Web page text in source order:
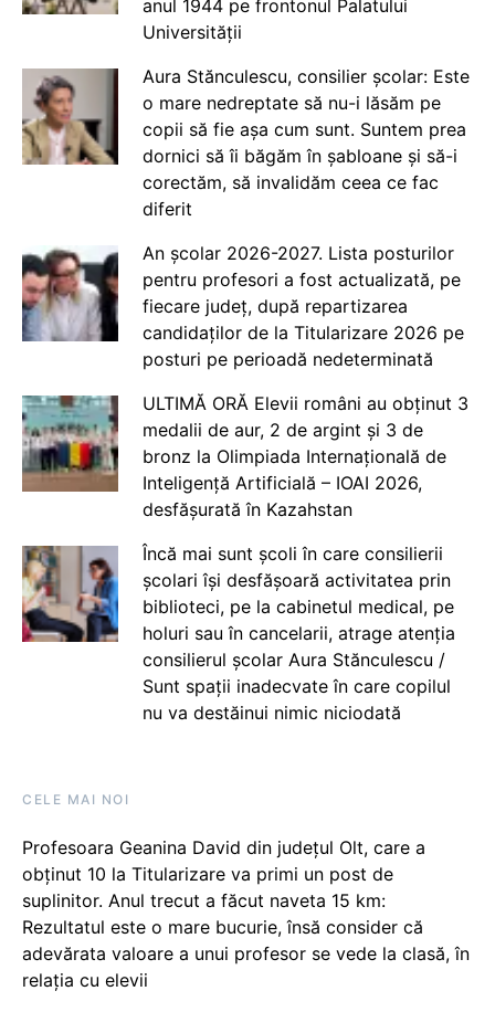
anul 1944 pe frontonul Palatului
Universității
Aura Stănculescu, consilier școlar: Este
o mare nedreptate să nu-i lăsăm pe
copii să fie așa cum sunt. Suntem prea
dornici să îi băgăm în șabloane și să-i
corectăm, să invalidăm ceea ce fac
diferit
An școlar 2026-2027. Lista posturilor
pentru profesori a fost actualizată, pe
fiecare județ, după repartizarea
candidaților de la Titularizare 2026 pe
posturi pe perioadă nedeterminată
ULTIMĂ ORĂ Elevii români au obținut 3
medalii de aur, 2 de argint și 3 de
bronz la Olimpiada Internațională de
Inteligență Artificială – IOAI 2026,
desfășurată în Kazahstan
Încă mai sunt școli în care consilierii
școlari își desfășoară activitatea prin
biblioteci, pe la cabinetul medical, pe
holuri sau în cancelarii, atrage atenția
consilierul școlar Aura Stănculescu /
Sunt spații inadecvate în care copilul
nu va destăinui nimic niciodată
CELE MAI NOI
Profesoara Geanina David din județul Olt, care a
obținut 10 la Titularizare va primi un post de
suplinitor. Anul trecut a făcut naveta 15 km:
Rezultatul este o mare bucurie, însă consider că
adevărata valoare a unui profesor se vede la clasă, în
relația cu elevii